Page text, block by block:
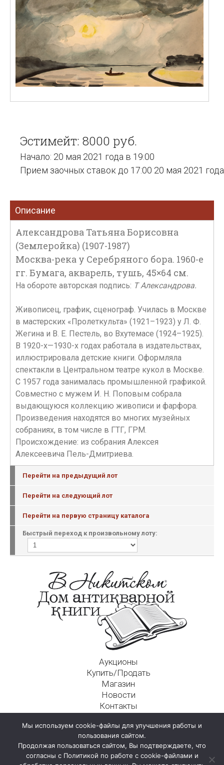
Эстимейт: 8000 руб.
Начало: 20 мая 2021 года в 19:00
Прием заочных ставок до 17:00 20 мая 2021 года
Описание
Александрова Татьяна Борисовна
(Землеройка) (1907-1987)
Москва-река у Серебряного бора. 1960-е
гг. Бумага, акварель, тушь, 45×64 см.
На обороте авторская подпись: Т Александрова.
Живописец, график, сценограф. Училась в Москве
в мастерских «Пролеткульта» (1921–1923) у Л. Ф.
Жегина и В. Е. Пестель, во Вхутемасе (1924–1925).
В 1920-х—1930-х годах работала в издательствах,
иллюстрировала детские книги. Оформляла
спектакли в Центральном театре кукол в Москве.
С 1957 года занималась промышленной графикой.
Совместно с мужем И. Н. Поповым собрала
выдающуюся коллекцию живописи и фарфора.
Произведения находятся во многих музейных
собраниях, в том числе в ГТГ, ГРМ.
Происхождение: из собрания Алексея
Алексеевича Пель-Дмитриева.
Перейти на предыдущий лот
Перейти на следующий лот
Перейти на первую страницу каталога
Быстрый переход к произвольному лоту:
Аукционы
Купить/Продать
Магазин
Новости
Контакты
125009, г. Москва, Никитский пер., д. 4а, стр. 1
Мы используем cookie-файлы для улучшения работы и
пользования сайтом.
Продолжая пользоваться сайтом, Вы подтверждаете, что
согласны с Политикой по работе с cookie-файлами и